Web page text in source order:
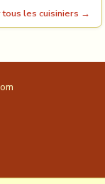
tous les cuisiniers →